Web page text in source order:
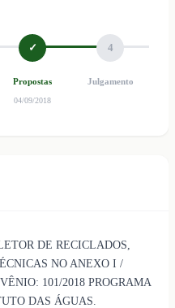
✓
Propostas
04/09/2018
4
Julgamento
DE RECICLADOS,
NO ANEXO I /
101/2018 PROGRAMA
DAS ÁGUAS.